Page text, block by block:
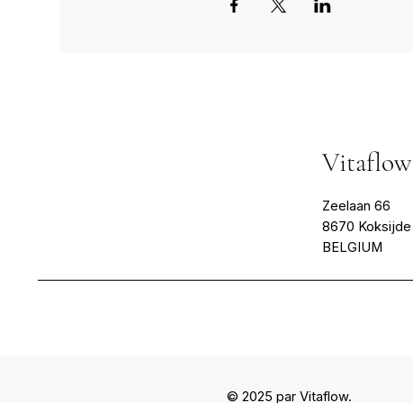
Vitaflow
Zeelaan 66
8670 Koksijde
BELGIUM
© 2025 par Vitaflow.